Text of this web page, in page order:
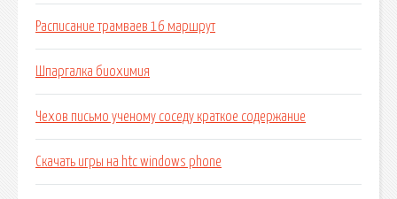
Расписание трамваев 16 маршрут
Шпаргалка биохимия
Чехов письмо ученому соседу краткое содержание
Скачать игры на htc windows phone